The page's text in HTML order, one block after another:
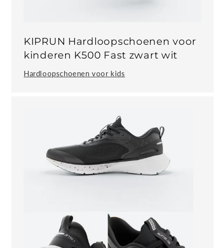
KIPRUN Hardloopschoenen voor
kinderen K500 Fast zwart wit
Hardloopschoenen voor kids